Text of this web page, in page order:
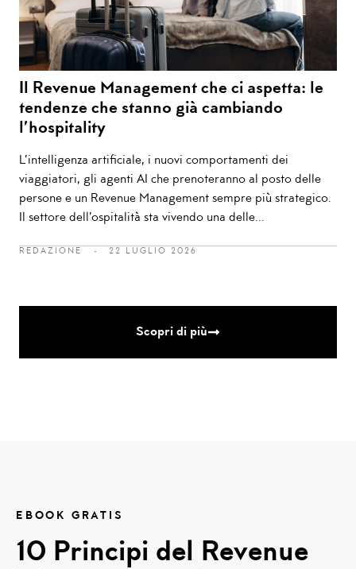
Il Revenue Management che ci aspetta: le
tendenze che stanno già cambiando
l’hospitality
L’intelligenza artificiale, i nuovi comportamenti dei
viaggiatori, gli agenti AI che prenoteranno al posto delle
persone e un Revenue Management sempre più strategico.
Il settore dell’ospitalità sta vivendo una delle...
REDAZIONE 22 LUGLIO 2026
Scopri di più
EBOOK GRATIS
10 Principi del Revenue